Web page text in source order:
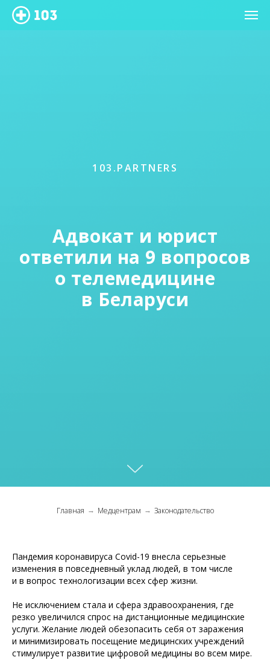
103.PARTNERS
Адвокат и юрист
ответили на 9 вопросов
о телемедицине
в Беларуси
Главная → Медцентрам → Законодательство
Пандемия коронавируса Covid-19 внесла серьезные
изменения в повседневный уклад людей, в том числе
и в вопрос технологизации всех сфер жизни.
Не исключением стала и сфера здравоохранения, где
резко увеличился спрос на дистанционные медицинские
услуги. Желание людей обезопасить себя от заражения
и минимизировать посещение медицинских учреждений
стимулирует развитие цифровой медицины во всем мире.